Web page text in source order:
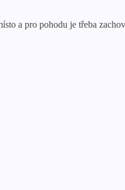
a pro pohodu je třeba